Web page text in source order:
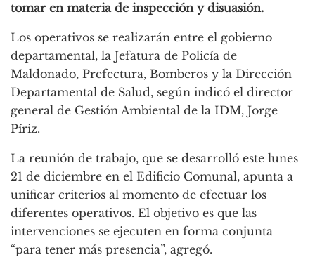
tomar en materia de inspección y disuasión.
Los operativos se realizarán entre el gobierno
departamental, la Jefatura de Policía de
Maldonado, Prefectura, Bomberos y la Dirección
Departamental de Salud, según indicó el director
general de Gestión Ambiental de la IDM, Jorge
Píriz.
La reunión de trabajo, que se desarrolló este lunes
21 de diciembre en el Edificio Comunal, apunta a
unificar criterios al momento de efectuar los
diferentes operativos. El objetivo es que las
intervenciones se ejecuten en forma conjunta
“para tener más presencia”, agregó.